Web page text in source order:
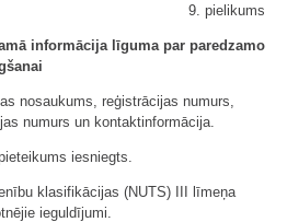
9. pielikums
informācija līguma par paredzamo
nosaukums, reģistrācijas numurs,
numurs un kontaktinformācija.
iesniegts.
klasifikācijas (NUTS) III līmeņa
ieguldījumi.